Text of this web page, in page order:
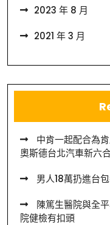
2023 年 8 月
2021 年 3 月
中肯一起配合為
奧斯德台北汽車新六
男人18萬扔進台
陳篤生醫院與全
院健檢有扣頭